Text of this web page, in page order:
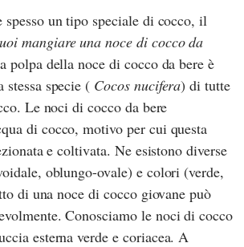
spesso un tipo speciale di cocco, il
mangiare una noce di cocco da
polpa della noce di cocco da bere è
specie ( Cocos nucifera) di tutte
Le noci di cocco da bere
di cocco, motivo per cui questa
e coltivata. Ne esistono diverse
oblungo-ovale) e colori (verde,
di una noce di cocco giovane può
Conosciamo le noci di cocco
esterna verde e coriacea. A